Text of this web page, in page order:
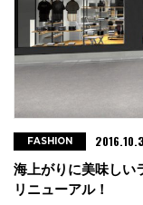
海上がりに美味しい
リニューアル！
FASHION